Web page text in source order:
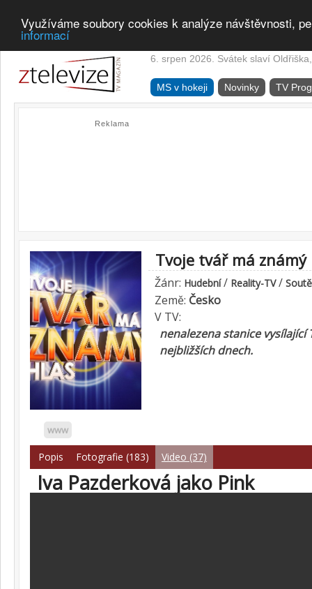
Využíváme soubory cookies k analýze návštěvnosti,
informací
6. srpen 2026. Svátek slaví
MS v hokeji Novinky TV
Reklama
www
Tvoje tvář má známý
Žánr: Hudební/ Reality-TV/
Země: Česko
V TV:
nenalezena stanice vysílající
nejbližších dnech.
Popis Fotografie (183) Video (37)
Iva Pazderková jako Pink